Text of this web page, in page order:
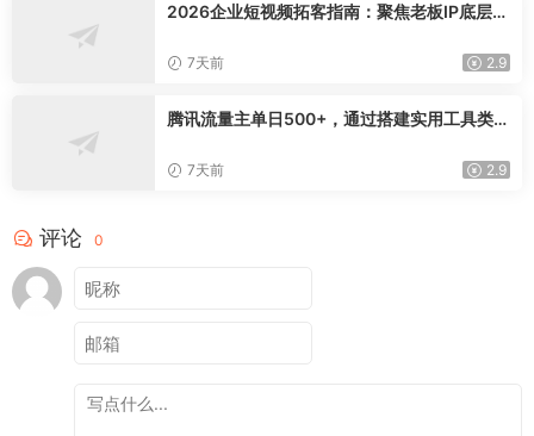
2026企业短视频拓客指南：聚焦老板IP底层逻
交完整获客链路
7天前 2.9
腾讯流量主单日500+，通过搭建实用工具类小
7天前 2.9
评论 0